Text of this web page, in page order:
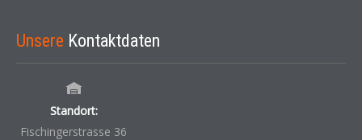
Unsere Kontaktdaten
Standort:
Fischingerstrasse 36